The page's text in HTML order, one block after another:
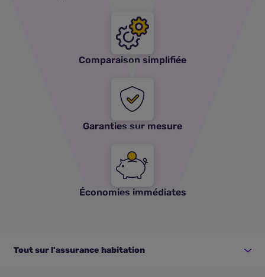
Comparaison simplifiée
Garanties sur mesure
Économies immédiates
Tout sur l'assurance habitation